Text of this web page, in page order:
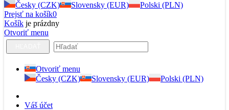
Česky (CZK)
Slovensky (EUR)
Polski (PLN)
Prejsť na košík0
Košík je prázdny
Otvoriť menu
Otvoriť menu
Česky (CZK)
Slovensky (EUR) Polski (PLN)
Váš účet